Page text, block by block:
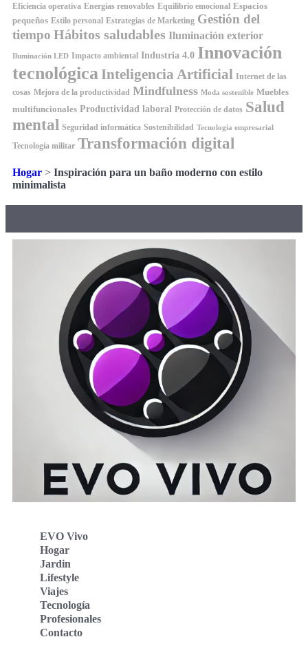
Eficiencia operativa Energías renovables Equilibrio emocional Espacios
pequeños Estilo personal Estrategias de Marketing Gestión del
tiempo Hábitos saludables Iluminación exterior
Iluminación LED Impacto ambiental Industria 4.0 Innovación
tecnológica Inteligencia Artificial Internet de las
cosas Mejora de la productividad Mindfulness Moda sostenible Muebles
multifuncionales Productividad laboral Protección de datos Salud
mental Seguridad informática Sostenibilidad Tecnología empresarial
Tecnología militar Transformación digital
Hogar > Inspiración para un baño moderno con estilo
minimalista
EVO Vivo
Hogar
Jardin
Lifestyle
Viajes
Tecnología
Profesionales
Contacto